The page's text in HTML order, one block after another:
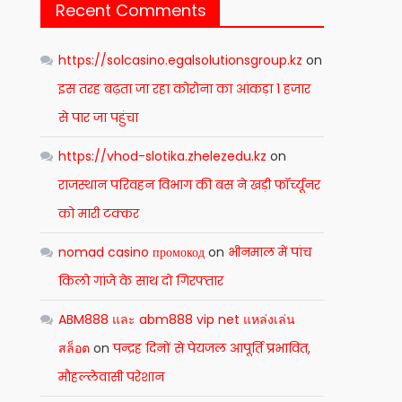
Recent Comments
https://solcasino.egalsolutionsgroup.kz on
इस तरह बढ़ता जा रहा कोरोना का आंकड़ा 1 हजार
से पार जा पहुंचा
https://vhod-slotika.zhelezedu.kz on
राजस्थान परिवहन विभाग की बस ने खड़ी फॉर्च्यूनर
को मारी टक्कर
nomad casino промокод on भीनमाल में पांच
किलो गांजे के साथ दो गिरफ्तार
ABM888 และ abm888 vip net แหล่งเล่น
สล็อต onपन्द्रह दिनों से पेयजल आपूर्ति प्रभावित,
मौहल्लेवासी परेशान